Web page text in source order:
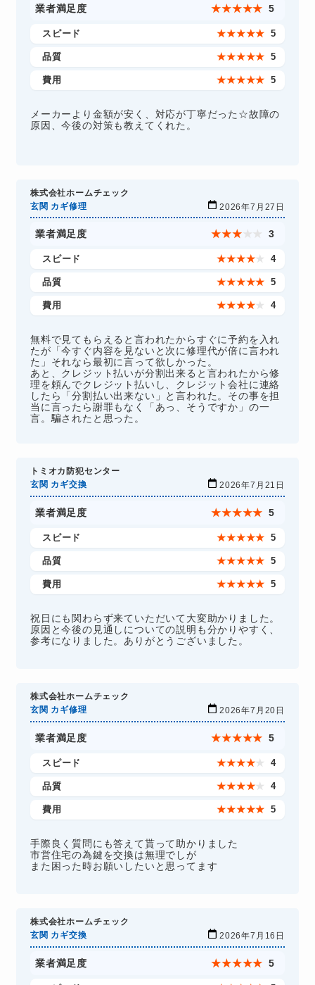
業者満足度 ★★★★★ 5
スピード ★★★★★ 5
品質 ★★★★★ 5
費用 ★★★★★ 5
メーカーより金額が安く、対応が丁寧だった☆故障の
原因、今後の対策も教えてくれた。
株式会社ホームチェック
玄関 カギ修理
2026年7月27日
業者満足度 ★★★ ★ ★ 3
スピード ★★★★★ 4
品質 ★★★★★ 5
費用 ★★★★★ 4
無料で見てもらえると言われたからすぐに予約を入れ
たが「今すぐ内容を見ないと次に修理代が倍に言われ
た」それなら最初に言って欲しかった。
あと、クレジット払いが分割出来ると言われたから修
理を頼んでクレジット払いし、クレジット会社に連絡
したら「分割払い出来ない」と言われた。その事を担
当に言ったら謝罪もなく「あっ、そうですか」の一
言。騙されたと思った。
トミオカ防犯センター
玄関 カギ交換
2026年7月21日
業者満足度 ★★★★★ 5
スピード ★★★★★ 5
品質 ★★★★★ 5
費用 ★★★★★ 5
祝日にも関わらず来ていただいて大変助かりました。
原因と今後の見通しについての説明も分かりやすく、
参考になりました。ありがとうございました。
株式会社ホームチェック
玄関 カギ修理
2026年7月20日
業者満足度 ★★★★★ 5
スピード ★★★★★ 4
品質 ★★★★★ 4
費用 ★★★★★ 5
手際良く質問にも答えて貰って助かりました
市営住宅の為鍵を交換は無理でしが
また困った時お願いしたいと思ってます
株式会社ホームチェック
玄関 カギ交換
2026年7月16日
業者満足度 ★★★★★ 5